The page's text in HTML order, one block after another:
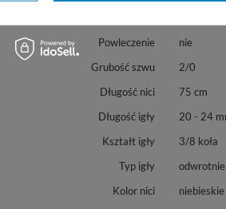
Powleczenie
nie
Grubość szwu
2/0
Długość nici
75 cm
Długość igły
20 - 24
Kształt igły
3/8 koła
Typ igły
Kolor nici
niebieskie